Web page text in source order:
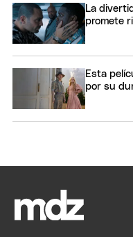
La
promete
Esta
por su